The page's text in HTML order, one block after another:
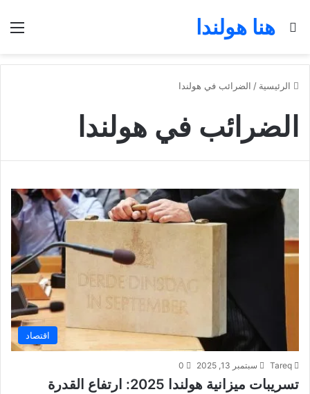
هنا هولندا
بحث عن
الرئيسية / الضرائب في هولندا
الضرائب في هولندا
اقتصاد
Tareq سبتمبر 13, 2025 0
تسريبات ميزانية هولندا 2025: ارتفاع القدرة